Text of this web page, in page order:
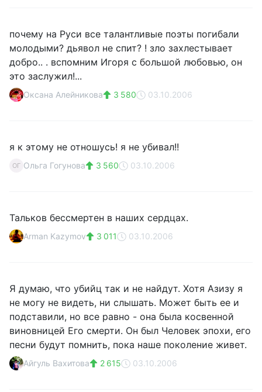
почему на Руси все талантливые поэты погибали
молодыми? дьявол не спит? ! зло захлестывает
добро.. . вспомним Игоря с большой любовью, он
это заслужил!...
Оксана Алейникова 3 580 03.10.2006
я к этому не отношусь! я не убивал!!
ОГ Ольга Гогунова 3 560 03.10.2006
Тальков бессмертен в наших сердцах.
Arman Kazymov 3 011 03.10.2006
Я думаю, что убийц так и не найдут. Хотя Азизу я
не могу не видеть, ни слышать. Может быть ее и
подставили, но все равно - она была косвенной
виновницей Его смерти. Он был Человек эпохи, его
песни будут помнить, пока наше поколение живет.
Айгуль Вахитова 2 615 03.10.2006